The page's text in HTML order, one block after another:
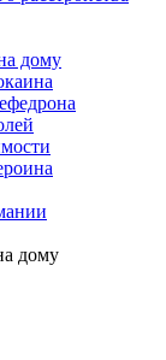
дому
дому